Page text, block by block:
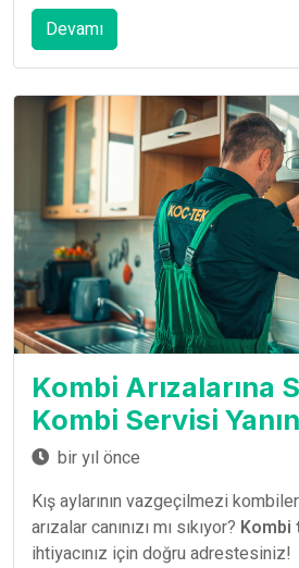
Devamı
Kombi Arızalarına
Kombi Servisi
bir yıl önce
Kış aylarının vazgeçilmezi
arızalar canınızı mı sıkıyor? Kombi
ihtiyacınız için doğru adrestesiniz!